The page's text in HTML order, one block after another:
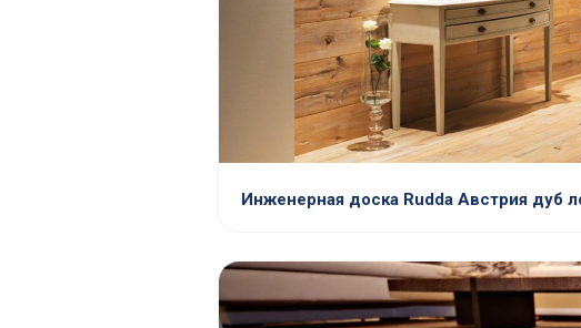
Инженерная доска Rudda Австрия дуб